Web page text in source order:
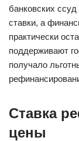
банковских
ставки, а
практически
поддерживают
получало
Ставка
цены